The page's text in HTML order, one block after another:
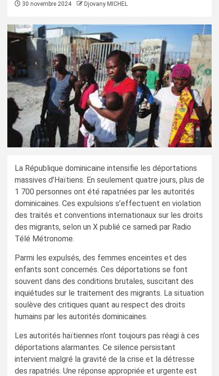
30 novembre 2024 Djovany MICHEL
La République dominicaine intensifie les déportations
massives d’Haïtiens. En seulement quatre jours, plus de
1 700 personnes ont été rapatriées par les autorités
dominicaines. Ces expulsions s’effectuent en violation
des traités et conventions internationaux sur les droits
des migrants, selon un X publié ce samedi par Radio
Télé Métronome.
Parmi les expulsés, des femmes enceintes et des
enfants sont concernés. Ces déportations se font
souvent dans des conditions brutales, suscitant des
inquiétudes sur le traitement des migrants. La situation
soulève des critiques quant au respect des droits
humains par les autorités dominicaines.
Les autorités haïtiennes n’ont toujours pas réagi à ces
déportations alarmantes. Ce silence persistant
intervient malgré la gravité de la crise et la détresse
des rapatriés. Une réponse appropriée et urgente est